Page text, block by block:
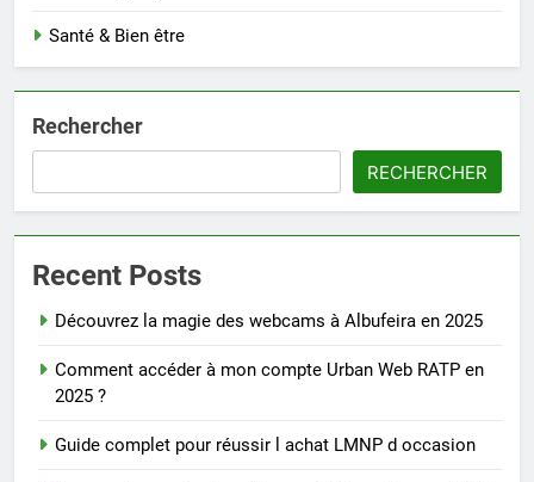
Santé & Bien être
Rechercher
RECHERCHER
Recent Posts
Découvrez la magie des webcams à Albufeira en 2025
Comment accéder à mon compte Urban Web RATP en
2025 ?
Guide complet pour réussir l achat LMNP d occasion